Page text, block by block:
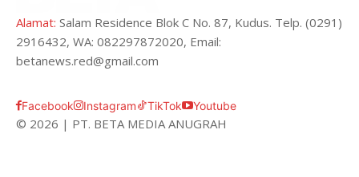
Alamat: Salam Residence Blok C No. 87, Kudus. Telp. (0291)
2916432, WA: 082297872020, Email:
betanews.red@gmail.com
Facebook Instagram TikTok Youtube
© 2026 | PT. BETA MEDIA ANUGRAH